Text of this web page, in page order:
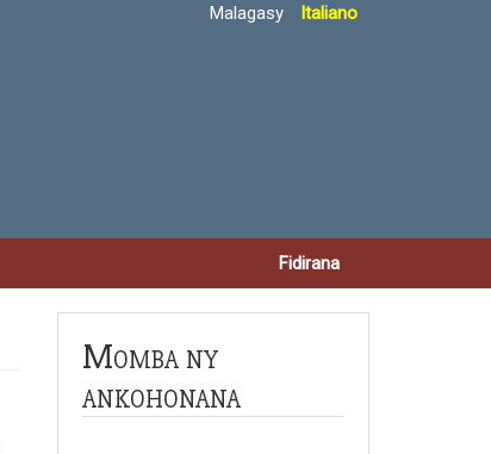
Malagasy Italiano
Fidirana
Momba ny
ankohonana